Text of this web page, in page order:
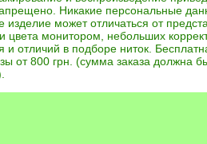
Никакие персональные
изделие может отличаться от
цвета монитором, небольших
и отличий в подборе ниток.
от 800 грн. (сумма заказа должна